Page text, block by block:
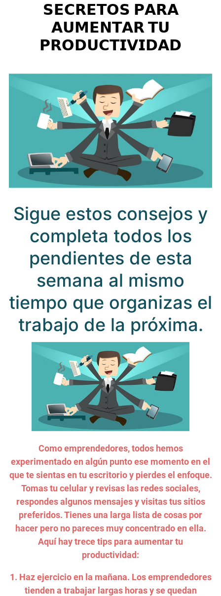
𝗦𝗘𝗖𝗥𝗘𝗧𝗢𝗦 𝗣𝗔𝗥𝗔
𝗔𝗨𝗠𝗘𝗡𝗧𝗔𝗥 𝗧𝗨
𝗣𝗥𝗢𝗗𝗨𝗖𝗧𝗜𝗩𝗜𝗗𝗔𝗗
Sigue estos consejos y
completa todos los
pendientes de esta
semana al mismo
tiempo que organizas el
trabajo de la próxima.
Como emprendedores, todos hemos
experimentado en algún punto ese momento en el
que te sientas en tu escritorio y pierdes el enfoque.
Tomas tu celular y revisas las redes sociales,
respondes algunos mensajes y visitas tus sitios
preferidos. Tienes una larga lista de cosas por
hacer pero no pareces muy concentrado en ella.
Aquí hay trece tips para aumentar tu
productividad:
1. Haz ejercicio en la mañana. Los emprendedores
tienden a trabajar largas horas y se quedan